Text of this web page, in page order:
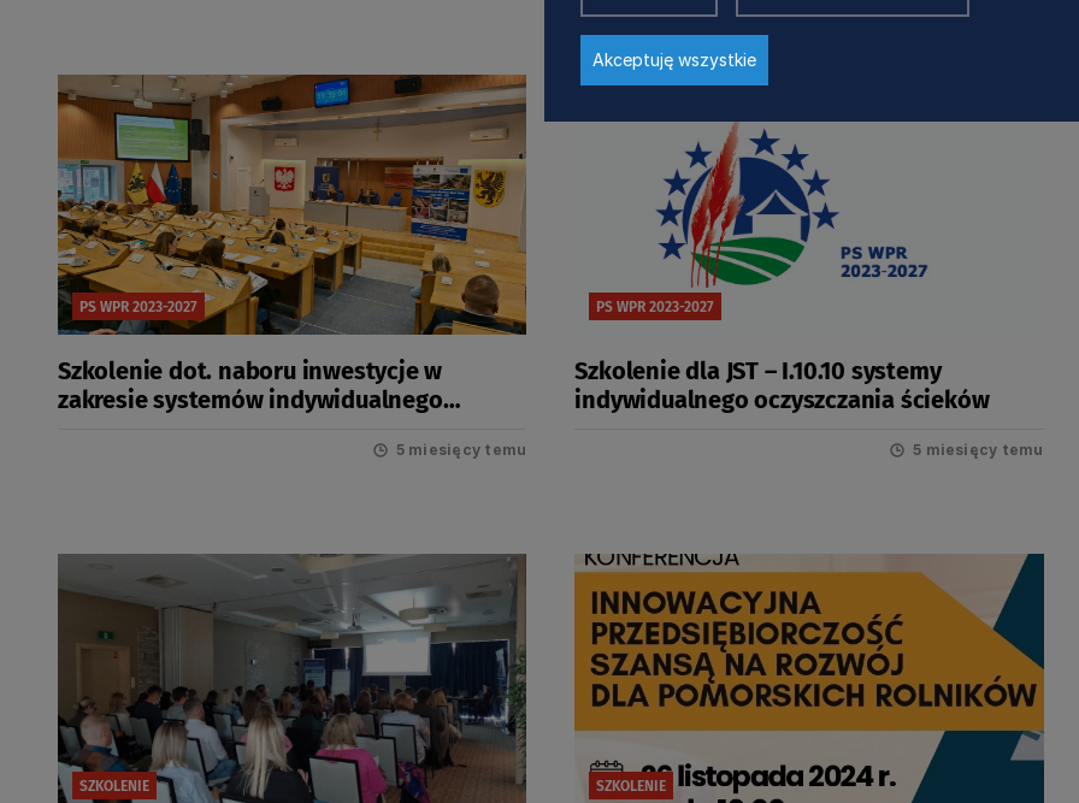
PS WPR 2023-2027
Szkolenie dot. naboru inwestycje w
zakresie systemów indywidualnego
5 miesięcy temu
PS WPR 2023-2027
Szkolenie dla JST – I.10.10 systemy
indywidualnego oczyszczania ścieków
5 miesięcy temu
SZKOLENIE SZKOLENIE
Akceptuję wszystkie